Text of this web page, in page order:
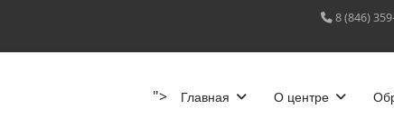
8 (846)
"> Главная О центре